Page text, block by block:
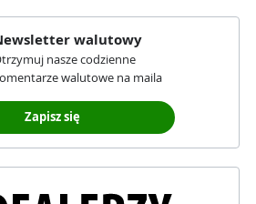
walutowy
nasze codzienne
walutowe na maila
Zapisz się